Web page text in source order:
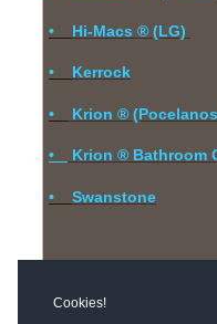
Cookies!
• Hi-Macs ® (LG)
• Kerrock
• Krion ®
• Krion ® Bathroom
• Swanstone